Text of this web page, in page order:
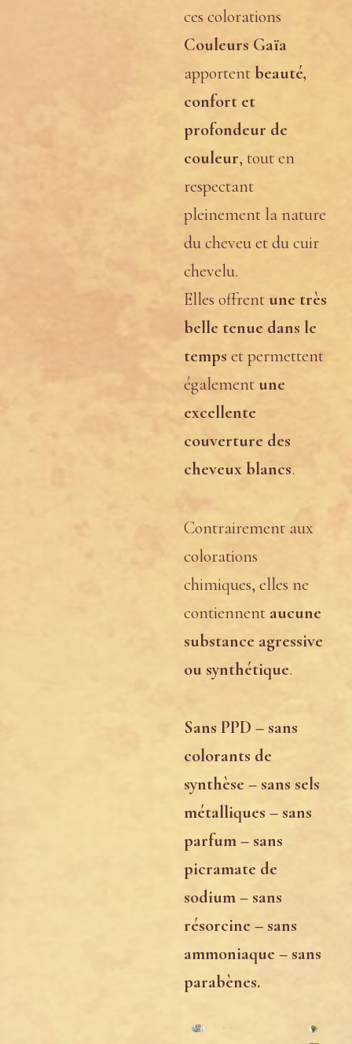
ces colorations
Couleurs Gaïa
apportentbeauté,
confort et
profondeur de
couleur, tout en
respectant
pleinement la nature
du cheveu et du cuir
chevelu.
Elles offrentune très
belle tenue dans le
temps et permettent
également une
excellente
couverture des
cheveux blancs.
Contrairement aux
colorations
chimiques, elles ne
contiennent aucune
substance agressive
ou synthétique.
Sans PPD – sans
colorants de
synthèse – sans sels
métalliques – sans
parfum – sans
picramate de
sodium – sans
résorcine – sans
ammoniaque – sans
parabènes.